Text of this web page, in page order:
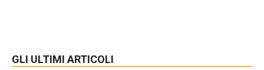
GLI ULTIMI ARTICOLI